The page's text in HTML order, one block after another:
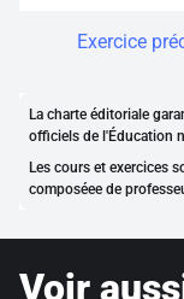
Exercice
La charte éditoriale
officiels de l'Éducation
Les cours et exercices
composéee de
Voir